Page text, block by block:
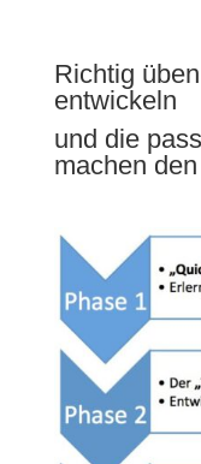
Richtig
entwickeln
und die
machen